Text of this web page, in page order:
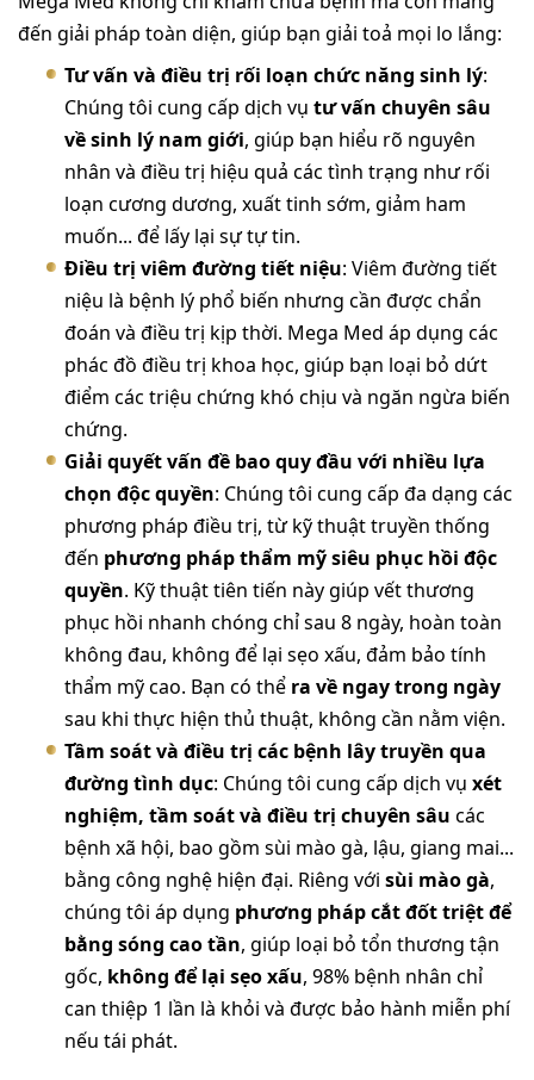
đến giải pháp toàn diện, giúp bạn giải toả mọi lo lắng:
Tư vấn và điều trị rối loạn chức năng sinh lý:
Chúng tôi cung cấp dịch vụ tư vấn chuyên sâu
về sinh lý nam giới, giúp bạn hiểu rõ nguyên
nhân và điều trị hiệu quả các tình trạng như rối
loạn cương dương, xuất tinh sớm, giảm ham
muốn... để lấy lại sự tự tin.
Điều trị viêm đường tiết niệu: Viêm đường tiết
niệu là bệnh lý phổ biến nhưng cần được chẩn
đoán và điều trị kịp thời. Mega Med áp dụng các
phác đồ điều trị khoa học, giúp bạn loại bỏ dứt
điểm các triệu chứng khó chịu và ngăn ngừa biến
chứng.
Giải quyết vấn đề bao quy đầu với nhiều lựa
chọn độc quyền: Chúng tôi cung cấp đa dạng các
phương pháp điều trị, từ kỹ thuật truyền thống
đến phương pháp thẩm mỹ siêu phục hồi độc
quyền. Kỹ thuật tiên tiến này giúp vết thương
phục hồi nhanh chóng chỉ sau 8 ngày, hoàn toàn
không đau, không để lại sẹo xấu, đảm bảo tính
thẩm mỹ cao. Bạn có thể ra về ngay trong ngày
sau khi thực hiện thủ thuật, không cần nằm viện.
Tầm soát và điều trị các bệnh lây truyền qua
đường tình dục: Chúng tôi cung cấp dịch vụ xét
nghiệm, tầm soát và điều trị chuyên sâu các
bệnh xã hội, bao gồm sùi mào gà, lậu, giang mai...
bằng công nghệ hiện đại. Riêng với sùi mào gà,
chúng tôi áp dụng phương pháp cắt đốt triệt để
bằng sóng cao tần, giúp loại bỏ tổn thương tận
gốc, không để lại sẹo xấu, 98% bệnh nhân chỉ
can thiệp 1 lần là khỏi và được bảo hành miễn phí
nếu tái phát.